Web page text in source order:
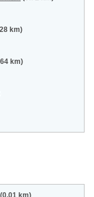
km)
km)
(0.01 km)